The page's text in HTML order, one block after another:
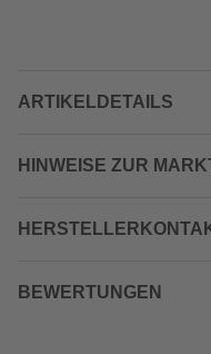
ARTIKELDETAILS
HINWEISE ZUR
BEWERTUNGEN